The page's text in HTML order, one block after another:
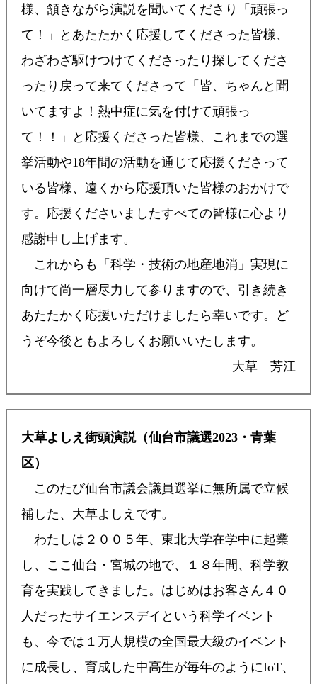
様、頷きながら演説を聞いてくださり「頑張っ
て！」とあたたかく応援してくださった皆様、
わざわざ駆けつけてくださったり探してくださ
ったり戻って来てくださって「皆、ちゃんと聞
いてますよ！熱中症に気を付けて頑張っ
て！！」と応援くださった皆様、これまでの選
挙活動や18年間の活動を通じて応援くださって
いる皆様、遠くから応援頂いた皆様のおかけで
す。応援くださいましたすべての皆様に心より
感謝申し上げます。
これからも「科学・技術の地産地消」実現に
向けて尚一層尽力して参りますので、引き続き
あたたかく応援いただけましたら幸いです。ど
うぞ今後ともよろしくお願いいたします。
大草 芳江
大草よしえ街頭演説（仙台市議選2023・青葉
区）
このたび仙台市議会議員選挙に無所属で立候
補した、大草よしえです。
わたしは２００５年、東北大学在学中に起業
し、ここ仙台・宮城の地で、１８年間、科学教
育を実践してきました。はじめはお客さん４０
人だったサイエンスデイという科学イベント
も、今では１万人規模の全国最大級のイベント
に成長し、育成した中高生が毎年のようにIoT、